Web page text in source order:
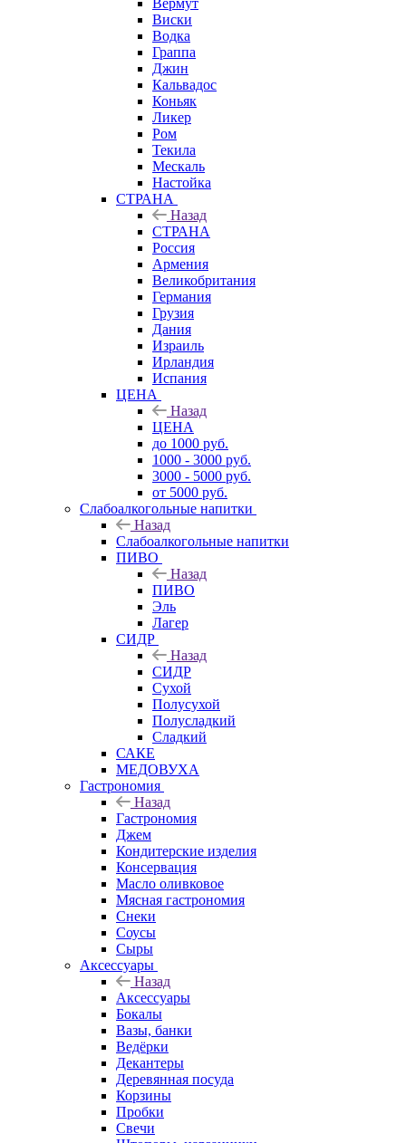
Вермут
Виски
Водка
Граппа
Джин
Кальвадос
Коньяк
Ликер
Ром
Текила
Мескаль
Настойка
СТРАНА
Назад
СТРАНА
Россия
Армения
Великобритания
Германия
Грузия
Дания
Израиль
Ирландия
Испания
ЦЕНА
Назад
ЦЕНА
до 1000 руб.
1000 - 3000 руб.
3000 - 5000 руб.
от 5000 руб.
Слабоалкогольные напитки
Назад
Слабоалкогольные напитки
ПИВО
Назад
ПИВО
Эль
Лагер
СИДР
Назад
СИДР
Сухой
Полусухой
Полусладкий
Сладкий
САКЕ
МЕДОВУХА
Гастрономия
Назад
Гастрономия
Джем
Кондитерские изделия
Консервация
Масло оливковое
Мясная гастрономия
Снеки
Соусы
Сыры
Аксессуары
Назад
Аксессуары
Бокалы
Вазы, банки
Ведёрки
Декантеры
Деревянная посуда
Корзины
Пробки
Свечи